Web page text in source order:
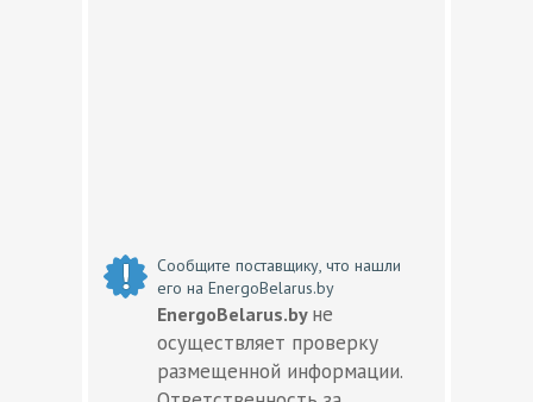
Сообщите поставщику, что нашли
его на EnergoBelarus.by
EnergoBelarus.by не
осуществляет проверку
размещенной информации.